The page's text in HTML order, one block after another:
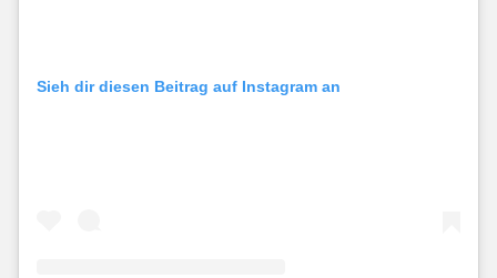
Sieh dir diesen Beitrag auf Instagram an